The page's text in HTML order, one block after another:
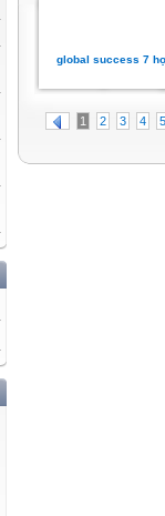
global success 7
1 2 3 4 5